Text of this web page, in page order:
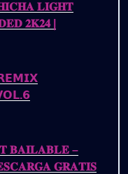
𝐋𝐈𝐆𝐇𝐓
𝟐𝐊𝟐𝟒 |
𝐁𝐀𝐈𝐋𝐀𝐁𝐋𝐄 –
𝐆𝐑𝐀𝐓𝐈𝐒